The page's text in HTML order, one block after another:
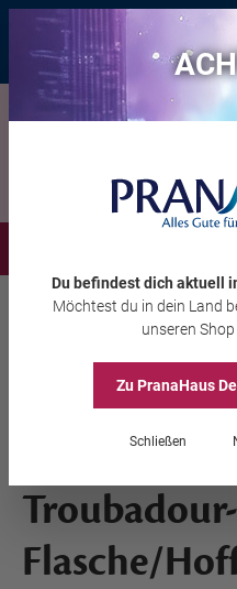
Bis zu 20 € Rabatt* mit dem
Aura-Soma® Equilibrium
Equilibrium
Troubadour-
Flasche/
Du befindest dich aktuell
Möchtest du in dein Land
unseren Shop
Zu PranaHaus
Schließen